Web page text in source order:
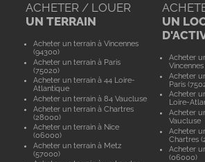
ACHETER / LOUER
UN TERRAIN
Acheter un terrain à Vincennes
(94300)
Acheter un terrain à Paris
(75020)
Acheter un terrain à 44 Loire-
Atlantique
Acheter un terrain à 84 Vaucluse
Acheter un terrain à Chartres
(28000)
Acheter un terrain à Nice
(06000)
Acheter un terrain à Metz
(57000)
UN
Acheter
Acheter
Paris
Acheter
Loire-
Acheter
Vaucluse
Acheter
Chartres
Acheter
(06000)